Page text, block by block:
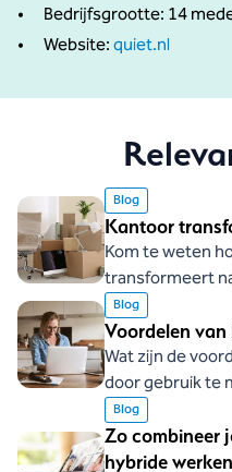
Bedrijfsgrootte: 14
Website:quiet.nl
Blog
Kantoor
Kom te weten
transformeert
Blog
Voordelen van
Wat zijn de
door gebruik te
Blog
Zo combineer
hybride werken